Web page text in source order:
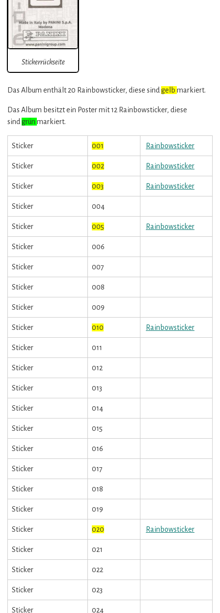
Stickerrückseite
Das Album enthält 20 Rainbowsticker, diese sind gelb markiert.
Das Album besitzt ein Poster mit 12 Rainbowsticker, diese
sind grün markiert.
Sticker 001 Rainbowsticker
Sticker 002 Rainbowsticker
Sticker 003 Rainbowsticker
Sticker 004
Sticker 005 Rainbowsticker
Sticker 006
Sticker 007
Sticker 008
Sticker 009
Sticker 010 Rainbowsticker
Sticker 011
Sticker 012
Sticker 013
Sticker 014
Sticker 015
Sticker 016
Sticker 017
Sticker 018
Sticker 019
Sticker 020 Rainbowsticker
Sticker 021
Sticker 022
Sticker 023
Sticker 024